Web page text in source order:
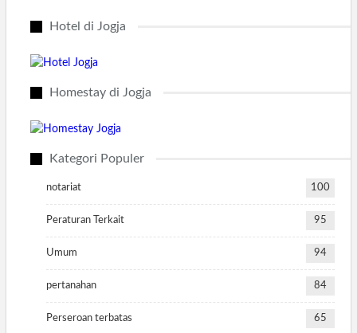
Hotel di Jogja
Homestay di Jogja
Kategori Populer
notariat 100
Peraturan Terkait 95
Umum 94
pertanahan 84
Perseroan terbatas 65